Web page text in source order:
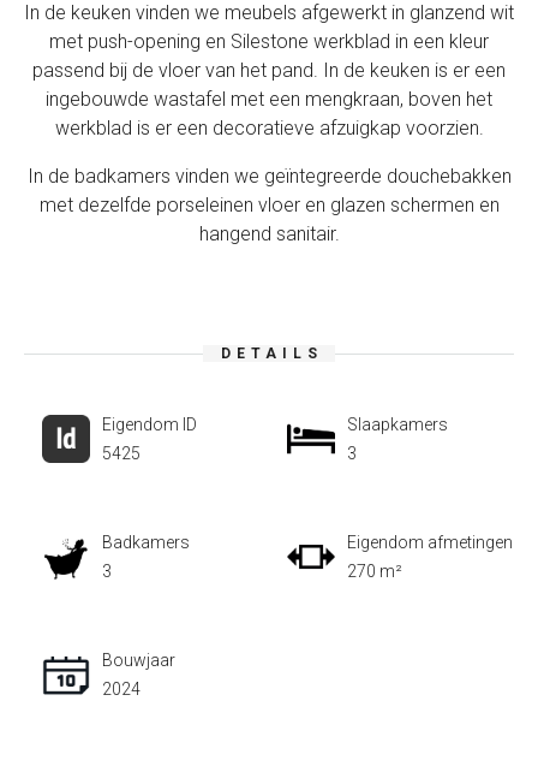
In de keuken vinden we meubels afgewerkt in glanzend wit
met push-opening en Silestone werkblad in een kleur
passend bij de vloer van het pand. In de keuken is er een
ingebouwde wastafel met een mengkraan, boven het
werkblad is er een decoratieve afzuigkap voorzien.
In de badkamers vinden we geïntegreerde douchebakken
met dezelfde porseleinen vloer en glazen schermen en
hangend sanitair.
DETAILS
Eigendom ID
5425
Slaapkamers
3
Badkamers
3
Eigendom afmetingen
270 m²
Bouwjaar
2024